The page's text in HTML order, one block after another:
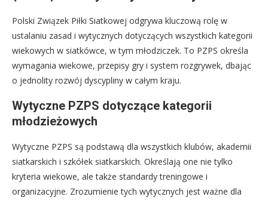
Polski Związek Piłki Siatkowej odgrywa kluczową rolę w
ustalaniu zasad i wytycznych dotyczących wszystkich kategorii
wiekowych w siatkówce, w tym młodziczek. To PZPS określa
wymagania wiekowe, przepisy gry i system rozgrywek, dbając
o jednolity rozwój dyscypliny w całym kraju.
Wytyczne PZPS dotyczące kategorii
młodzieżowych
Wytyczne PZPS są podstawą dla wszystkich klubów, akademii
siatkarskich i szkółek siatkarskich. Określają one nie tylko
kryteria wiekowe, ale także standardy treningowe i
organizacyjne. Zrozumienie tych wytycznych jest ważne dla